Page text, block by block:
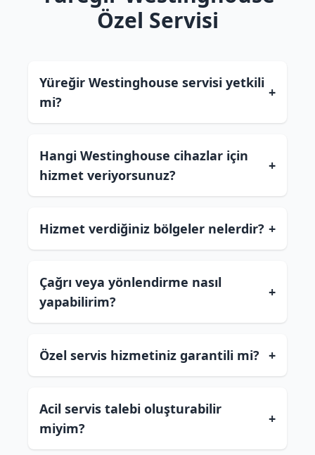
Özel Servisi
Yüreğir Westinghouse servisi yetkili
mi?
+
Hangi Westinghouse cihazlar için
hizmet veriyorsunuz?
+
Hizmet verdiğiniz bölgeler nelerdir? +
Çağrı veya yönlendirme nasıl
yapabilirim?
+
Özel servis hizmetiniz garantili mi? +
Acil servis talebi oluşturabilir
miyim?
+